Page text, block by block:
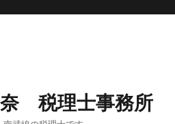
奈 税理士事務所